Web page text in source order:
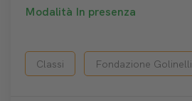
Modalità In presenza
Classi Fondazione Golinelli